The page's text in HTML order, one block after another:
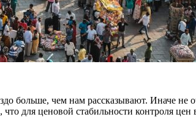
больше, чем нам рассказывают. Иначе не
для ценовой стабильности контроля